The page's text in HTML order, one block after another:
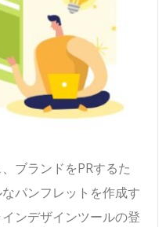
ブランドをPRするた
パンフレットを作成す
ンデザインツールの登